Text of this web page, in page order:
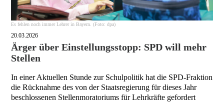
Es fehlen noch immer Lehrer in Bayern. (Foto: dpa)
20.03.2026
Ärger über Einstellungsstopp: SPD will mehr
Stellen
In einer Aktuellen Stunde zur Schulpolitik hat die SPD-Fraktion
die Rücknahme des von der Staatsregierung für dieses Jahr
beschlossenen Stellenmoratoriums für Lehrkräfte gefordert